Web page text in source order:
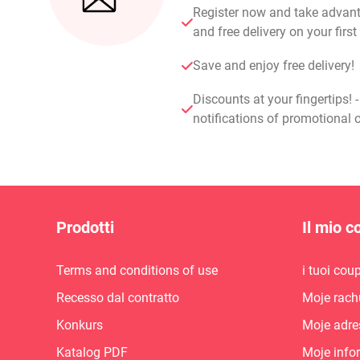
Register now and take
and free delivery on your
Save and enjoy free delivery!
Discounts at your fingertips!
notifications of promotional
Prodotti
Terms and conditions of use
Recesso dal contratto
Konkurs
Katalog PDF
Il mio
i tuoi
Moje
Moje
Moje